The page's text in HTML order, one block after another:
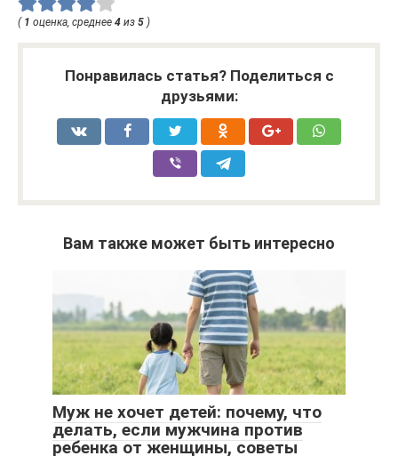
( 1 оценка, среднее 4 из 5 )
Понравилась статья? Поделиться с
друзьями:
Вам также может быть интересно
Муж не хочет детей: почему, что
делать, если мужчина против
ребенка от женщины, советы